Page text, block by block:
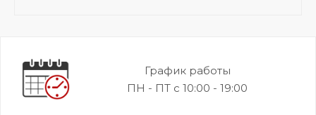
График работы
ПН - ПТ с 10:00 - 19:00